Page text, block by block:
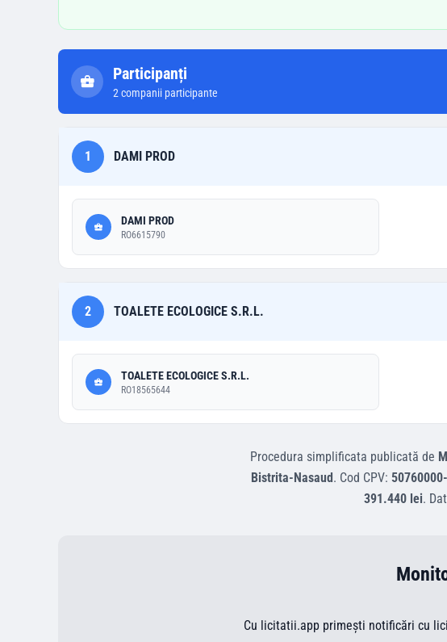
Participanți
2 companii participante
1 DAMI PROD
DAMI PROD
RO6615790
2 TOALETE ECOLOGICE S.R.L.
TOALETE ECOLOGICE S.R.L.
RO18565644
Procedura simplificata publicată de
Bistrita-Nasaud. Cod CPV:
391.440 lei.
Cu licitatii.app primești notificări cu